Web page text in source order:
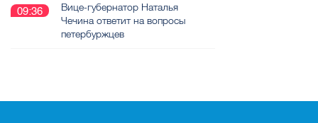
09:36
Вице-губернатор Наталья
Чечина ответит на вопросы
петербуржцев